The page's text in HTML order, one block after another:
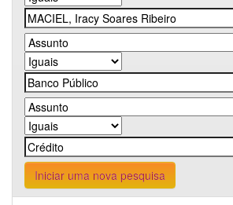
Iniciar uma nova pesquisa